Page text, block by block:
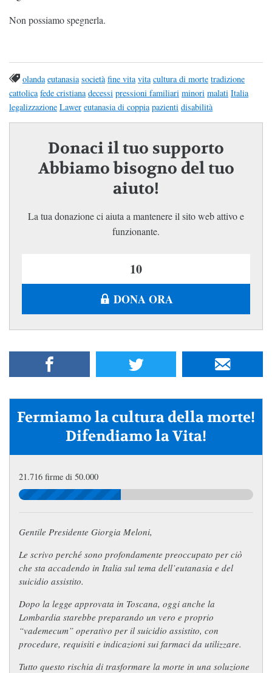
Non possiamo spegnerla.
olanda eutanasia società fine vita vita cultura di morte tradizione
cattolica fede cristiana decessi pressioni familiari minori malati Italia
legalizzazione Lawer eutanasia di coppia pazienti disabilità
Donaci il tuo supporto
Abbiamo bisogno del tuo
aiuto!
La tua donazione ci aiuta a mantenere il sito web attivo e
funzionante.
DONA ORA
Fermiamo la cultura della morte!
Difendiamo la Vita!
21.716 firme di 50.000
Gentile Presidente Giorgia Meloni,
Le scrivo perché sono profondamente preoccupato per ciò
che sta accadendo in Italia sul tema dell’eutanasia e del
suicidio assistito.
Dopo la legge approvata in Toscana, oggi anche la
Lombardia starebbe preparando un vero e proprio
“vademecum” operativo per il suicidio assistito, con
procedure, requisiti e indicazioni sui farmaci da utilizzare.
Tutto questo rischia di trasformare la morte in una soluzione